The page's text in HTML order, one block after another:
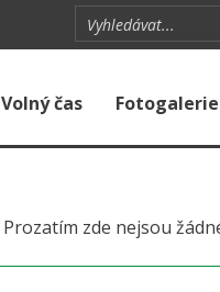
Volný čas Fotogalerie
Prozatím zde nejsou